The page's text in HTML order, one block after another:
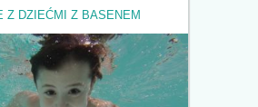
Z DZIEĆMI Z BASENEM